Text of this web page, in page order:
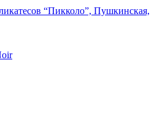
“Пикколо”, Пушкинская,